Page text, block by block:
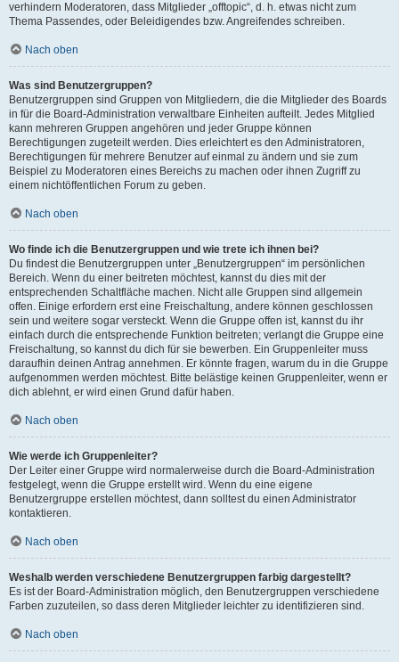
verhindern Moderatoren, dass Mitglieder „offtopic“, d. h. etwas nicht zum
Thema Passendes, oder Beleidigendes bzw. Angreifendes schreiben.
Nach oben
Was sind Benutzergruppen?
Benutzergruppen sind Gruppen von Mitgliedern, die die Mitglieder des Boards
in für die Board-Administration verwaltbare Einheiten aufteilt. Jedes Mitglied
kann mehreren Gruppen angehören und jeder Gruppe können
Berechtigungen zugeteilt werden. Dies erleichtert es den Administratoren,
Berechtigungen für mehrere Benutzer auf einmal zu ändern und sie zum
Beispiel zu Moderatoren eines Bereichs zu machen oder ihnen Zugriff zu
einem nichtöffentlichen Forum zu geben.
Nach oben
Wo finde ich die Benutzergruppen und wie trete ich ihnen bei?
Du findest die Benutzergruppen unter „Benutzergruppen“ im persönlichen
Bereich. Wenn du einer beitreten möchtest, kannst du dies mit der
entsprechenden Schaltfläche machen. Nicht alle Gruppen sind allgemein
offen. Einige erfordern erst eine Freischaltung, andere können geschlossen
sein und weitere sogar versteckt. Wenn die Gruppe offen ist, kannst du ihr
einfach durch die entsprechende Funktion beitreten; verlangt die Gruppe eine
Freischaltung, so kannst du dich für sie bewerben. Ein Gruppenleiter muss
daraufhin deinen Antrag annehmen. Er könnte fragen, warum du in die Gruppe
aufgenommen werden möchtest. Bitte belästige keinen Gruppenleiter, wenn er
dich ablehnt, er wird einen Grund dafür haben.
Nach oben
Wie werde ich Gruppenleiter?
Der Leiter einer Gruppe wird normalerweise durch die Board-Administration
festgelegt, wenn die Gruppe erstellt wird. Wenn du eine eigene
Benutzergruppe erstellen möchtest, dann solltest du einen Administrator
kontaktieren.
Nach oben
Weshalb werden verschiedene Benutzergruppen farbig dargestellt?
Es ist der Board-Administration möglich, den Benutzergruppen verschiedene
Farben zuzuteilen, so dass deren Mitglieder leichter zu identifizieren sind.
Nach oben